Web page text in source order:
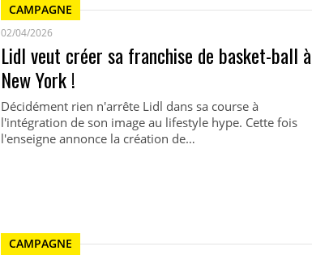
CAMPAGNE
02/04/2026
Lidl veut créer sa franchise de basket-ball à
New York !
Décidément rien n'arrête Lidl dans sa course à
l'intégration de son image au lifestyle hype. Cette fois
l'enseigne annonce la création de…
CAMPAGNE